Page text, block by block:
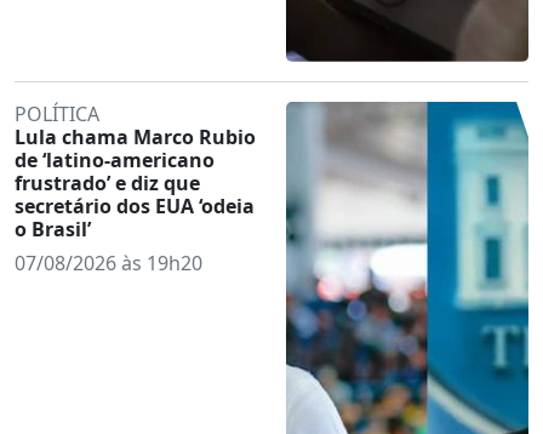
POLÍTICA
Lula chama Marco Rubio
de ‘latino-americano
frustrado’ e diz que
secretário dos EUA ‘odeia
o Brasil’
07/08/2026 às 19h20